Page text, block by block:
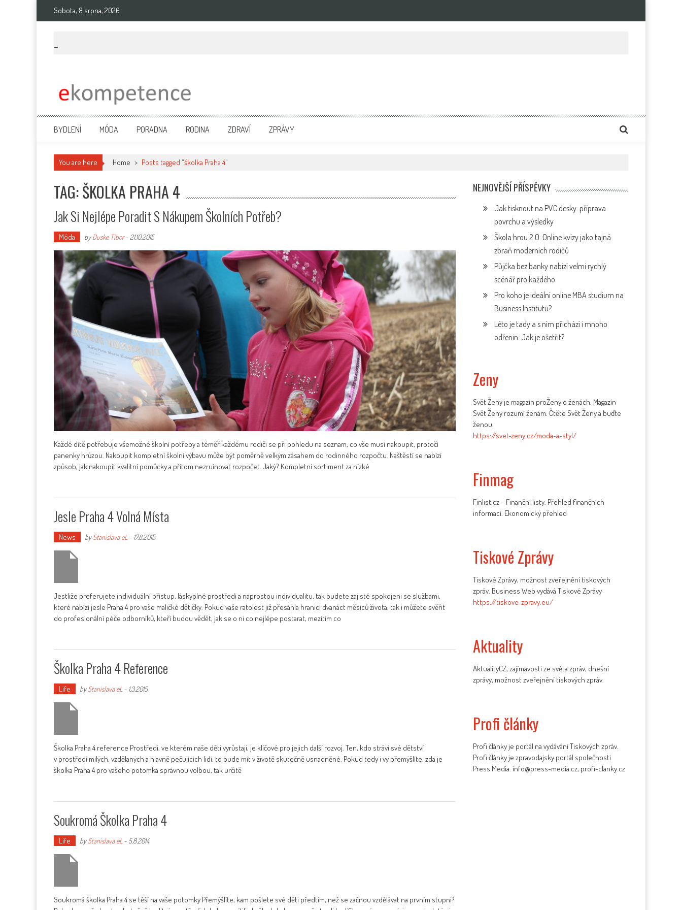
Sobota, 8 srpna, 2026
Ekompetence
eKompetence web spol. Press Media. Vydáme vaše tiskové zprávy na zpravodajských portálech. Press Media. Kde vydat Tiskovou zprávu? Na portále eKompetence
BYDLENÍ MÓDA PORADNA RODINA ZDRAVÍ ZPRÁVY
You are here Home > Posts tagged "školka Praha 4"
TAG: ŠKOLKA PRAHA 4
Jak Si Nejlépe Poradit S Nákupem Školních Potřeb?
Móda byDuske Tibor- 21.10.2015
Každé dítě potřebuje všemožné školní potřeby a téměř každému rodiči se při pohledu na seznam, co vše musí nakoupit, protočí
panenky hrůzou. Nakoupit kompletní školní výbavu může být poměrně velkým zásahem do rodinného rozpočtu. Naštěstí se nabízí
způsob, jak nakoupit kvalitní pomůcky a přitom nezruinovat rozpočet. Jaký? Kompletní sortiment za nízké
Jesle Praha 4 Volná Místa
News byStanislava eL - 17.8.2015
Jestliže preferujete individuální přístup, láskyplné prostředí a naprostou individualitu, tak budete zajisté spokojeni se službami,
které nabízí jesle Praha 4 pro vaše maličké dětičky. Pokud vaše ratolest již přesáhla hranici dvanáct měsíců života, tak i můžete svěřit
do profesionální péče odborníků, kteří budou vědět, jak se o ni co nejlépe postarat, mezitím co
Školka Praha 4 Reference
Life byStanislava eL - 1.3.2015
Školka Praha 4 reference Prostředí, ve kterém naše děti vyrůstají, je klíčové pro jejich další rozvoj. Ten, kdo stráví své dětství
v prostředí milých, vzdělaných a hlavně pečujících lidí, to bude mít v životě skutečně usnadněné. Pokud tedy i vy přemýšlíte, zda je
školka Praha 4 pro vašeho potomka správnou volbou, tak určitě
Soukromá Školka Praha 4
Life byStanislava eL - 5.8.2014
Soukromá školka Praha 4 se těší na vaše potomky Přemýšlíte, kam pošlete své děti předtím, než se začnou vzdělávat na prvním stupni?
NEJNOVĚJŠÍ PŘÍSPĚVKY
Jak tisknout na PVC desky: příprava
povrchu a výsledky
Škola hrou 2.0: Online kvízy jako tajná
zbraň moderních rodičů
Půjčka bez banky nabízí velmi rychlý
scénář pro každého
Pro koho je ideální online MBA studium na
Business Institutu?
Léto je tady a s ním přichází i mnoho
odřenin. Jak je ošetřit?
Zeny
Svět Ženy je magazín proŽeny o ženách. Magazín
Svět Ženy rozumí ženám. Čtěte Svět Ženy a buďte
ženou.
https://svet-zeny.cz/moda-a-styl/
Finmag
Finlist.cz – Finanční listy. Přehled finančních
informací. Ekonomický přehled
Tiskové Zprávy
Tiskové Zprávy, možnost zveřejnění tiskových
zpráv. Business Web vydává Tiskové Zprávy
https://tiskove-zpravy.eu/
Aktuality
AktualityCZ, zajímavosti ze světa zpráv, dnešní
zprávy, možnost zveřejnění tiskových zpráv.
Profi články
Profi články je portál na vydávání Tiskových zpráv.
Profi články je zpravodajsky portál společnosti
Press Media. info@press-media.cz, profi-clanky.cz